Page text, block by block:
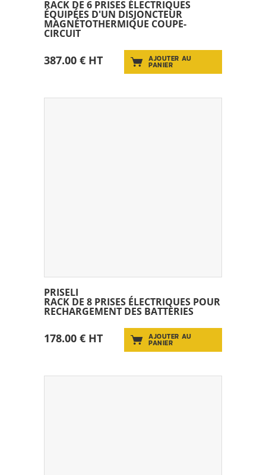
RACK DE 6 PRISES ÉLECTRIQUES
ÉQUIPÉES D'UN DISJONCTEUR
MAGNÉTOTHERMIQUE COUPE-
CIRCUIT
387.00 € HT AJOUTER AU
PANIER
PRISELI
RACK DE 8 PRISES ÉLECTRIQUES POUR
RECHARGEMENT DES BATTERIES
178.00 € HT AJOUTER AU
PANIER